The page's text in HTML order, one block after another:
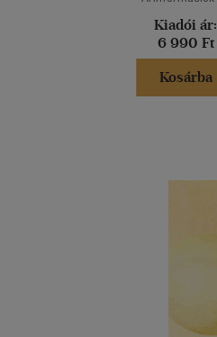
Kiadói ár:
6 990 Ft
Kosárba